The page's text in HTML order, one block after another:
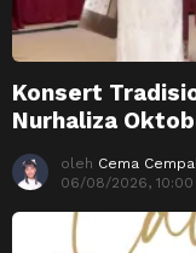
Konsert
Nurhaliza
oleh Cema
06/08/2026, 10:00